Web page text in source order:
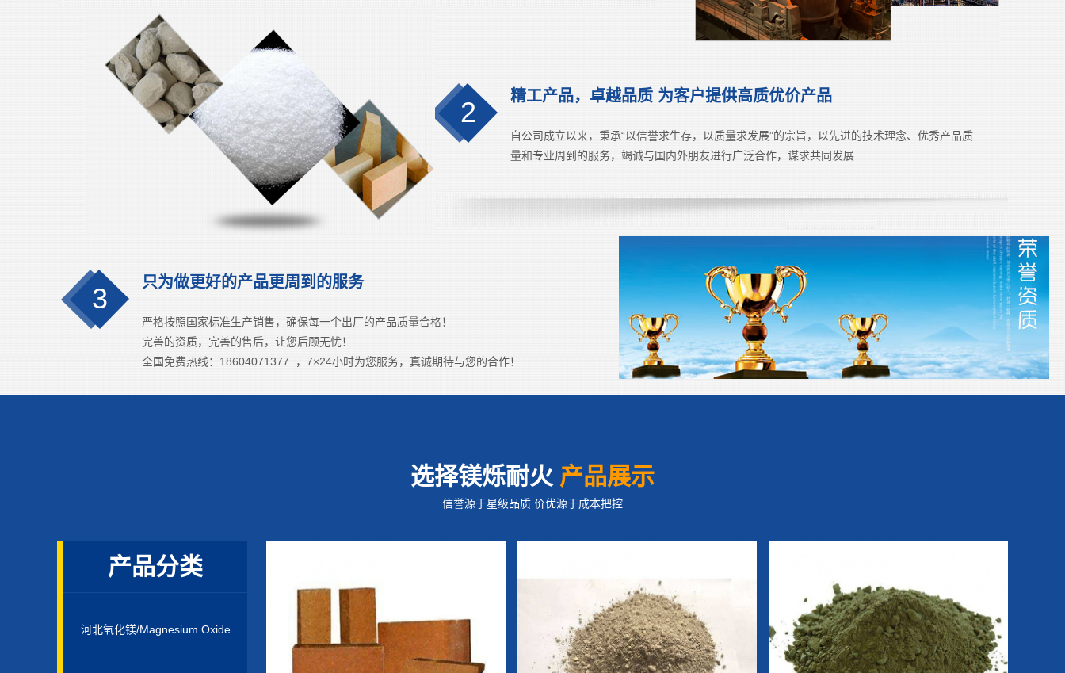
2 精工产品，卓越品质 为客户提供高质优价产品
自公司成立以来，秉承“以信誉求生存，以质量求发展”的宗旨，以先进的技术理念、优秀产品质
量和专业周到的服务，竭诚与国内外朋友进行广泛合作，谋求共同发展
3 只为做更好的产品更周到的服务
严格按照国家标准生产销售，确保每一个出厂的产品质量合格！
完善的资质，完善的售后，让您后顾无忧！
全国免费热线：18604071377 ，7×24小时为您服务，真诚期待与您的合作！
选择镁烁耐火 产品展示
信誉源于星级品质 价优源于成本把控
产品分类
河北氧化镁/Magnesium Oxide